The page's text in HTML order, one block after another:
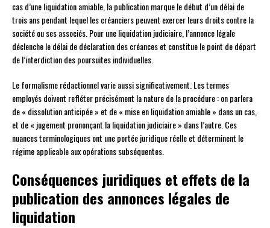
cas d’une liquidation amiable, la publication marque le début d’un délai de
trois ans pendant lequel les créanciers peuvent exercer leurs droits contre la
société ou ses associés. Pour une liquidation judiciaire, l’annonce légale
déclenche le délai de déclaration des créances et constitue le point de départ
de l’interdiction des poursuites individuelles.
Le formalisme rédactionnel varie aussi significativement. Les termes
employés doivent refléter précisément la nature de la procédure : on parlera
de « dissolution anticipée » et de « mise en liquidation amiable » dans un cas,
et de « jugement prononçant la liquidation judiciaire » dans l’autre. Ces
nuances terminologiques ont une portée juridique réelle et déterminent le
régime applicable aux opérations subséquentes.
Conséquences juridiques et effets de la
publication des annonces légales de
liquidation